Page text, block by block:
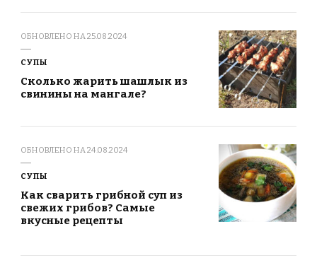
ОБНОВЛЕНО НА 25.08.2024
СУПЫ
Сколько жарить шашлык из
свинины на мангале?
ОБНОВЛЕНО НА 24.08.2024
СУПЫ
Как сварить грибной суп из
свежих грибов? Самые
вкусные рецепты